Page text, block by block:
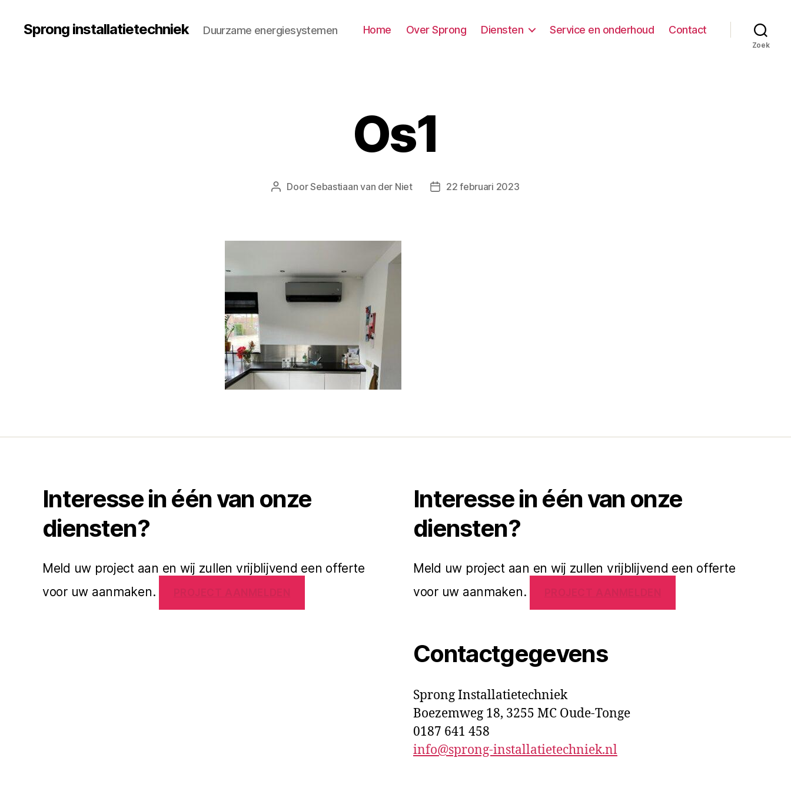
Sprong installatietechniek Duurzame energiesystemen Home Over Sprong Diensten Service en onderhoud Contact
Zoek
Os1
Berichtauteur
DoorSebastiaan van der Niet Berichtdatum
22 februari 2023
Interesse in één van onze
diensten?
Meld uw project aan en wij zullen vrijblijvend een offerte
voor uw aanmaken.
Interesse in één van onze
diensten?
Meld uw project aan en wij zullen vrijblijvend een offerte
voor uw aanmaken.
Contactgegevens
Sprong Installatietechniek
Boezemweg 18, 3255 MC Oude-Tonge
0187 641 458
info@sprong-installatietechniek.nl